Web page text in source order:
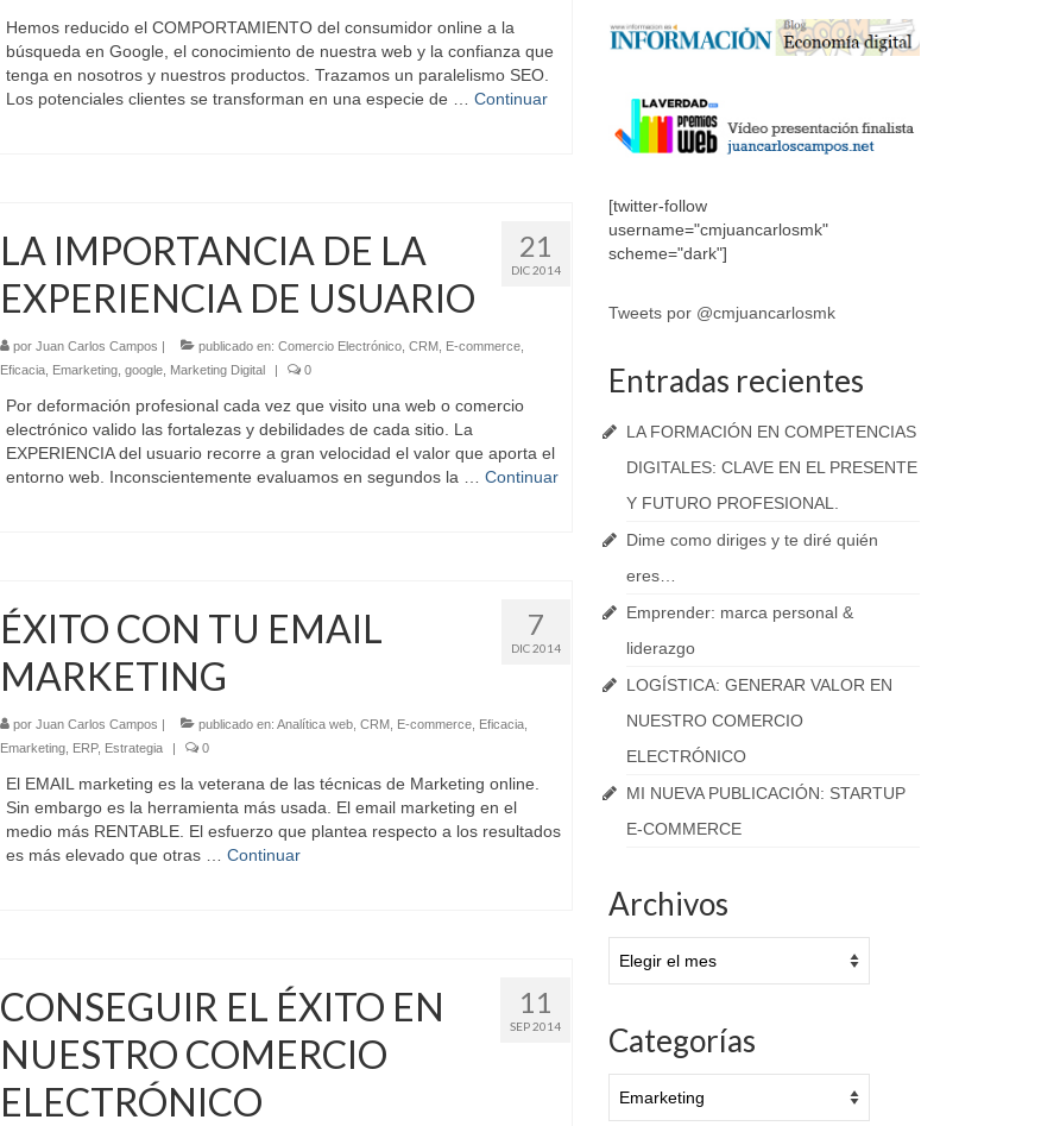
Hemos reducido el COMPORTAMIENTO del consumidor online a la
búsqueda en Google, el conocimiento de nuestra web y la confianza que
tenga en nosotros y nuestros productos. Trazamos un paralelismo SEO.
Los potenciales clientes se transforman en una especie de … Continuar
21
DIC 2014
LA IMPORTANCIA DE LA
EXPERIENCIA DE USUARIO
por Juan Carlos Campos | publicado en: Comercio Electrónico, CRM, E-commerce,
Eficacia, Emarketing, google, Marketing Digital | 0
Por deformación profesional cada vez que visito una web o comercio
electrónico valido las fortalezas y debilidades de cada sitio. La
EXPERIENCIA del usuario recorre a gran velocidad el valor que aporta el
entorno web. Inconscientemente evaluamos en segundos la … Continuar
7
DIC 2014
ÉXITO CON TU EMAIL
MARKETING
por Juan Carlos Campos | publicado en: Analítica web, CRM, E-commerce, Eficacia,
Emarketing, ERP, Estrategia | 0
El EMAIL marketing es la veterana de las técnicas de Marketing online.
Sin embargo es la herramienta más usada. El email marketing en el
medio más RENTABLE. El esfuerzo que plantea respecto a los resultados
es más elevado que otras … Continuar
11
SEP 2014
CONSEGUIR EL ÉXITO EN
NUESTRO COMERCIO
ELECTRÓNICO
[twitter-follow
username="cmjuancarlosmk"
scheme="dark"]
Tweets por @cmjuancarlosmk
Entradas recientes
LA FORMACIÓN EN COMPETENCIAS
DIGITALES: CLAVE EN EL PRESENTE
Y FUTURO PROFESIONAL.
Dime como diriges y te diré quién
eres…
Emprender: marca personal &
liderazgo
LOGÍSTICA: GENERAR VALOR EN
NUESTRO COMERCIO
ELECTRÓNICO
MI NUEVA PUBLICACIÓN: STARTUP
E-COMMERCE
Archivos
Categorías